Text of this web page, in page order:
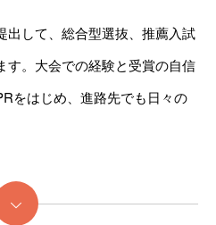
出して、総合型選抜、推薦入試
す。大会での経験と受賞の自信
をはじめ、進路先でも日々の